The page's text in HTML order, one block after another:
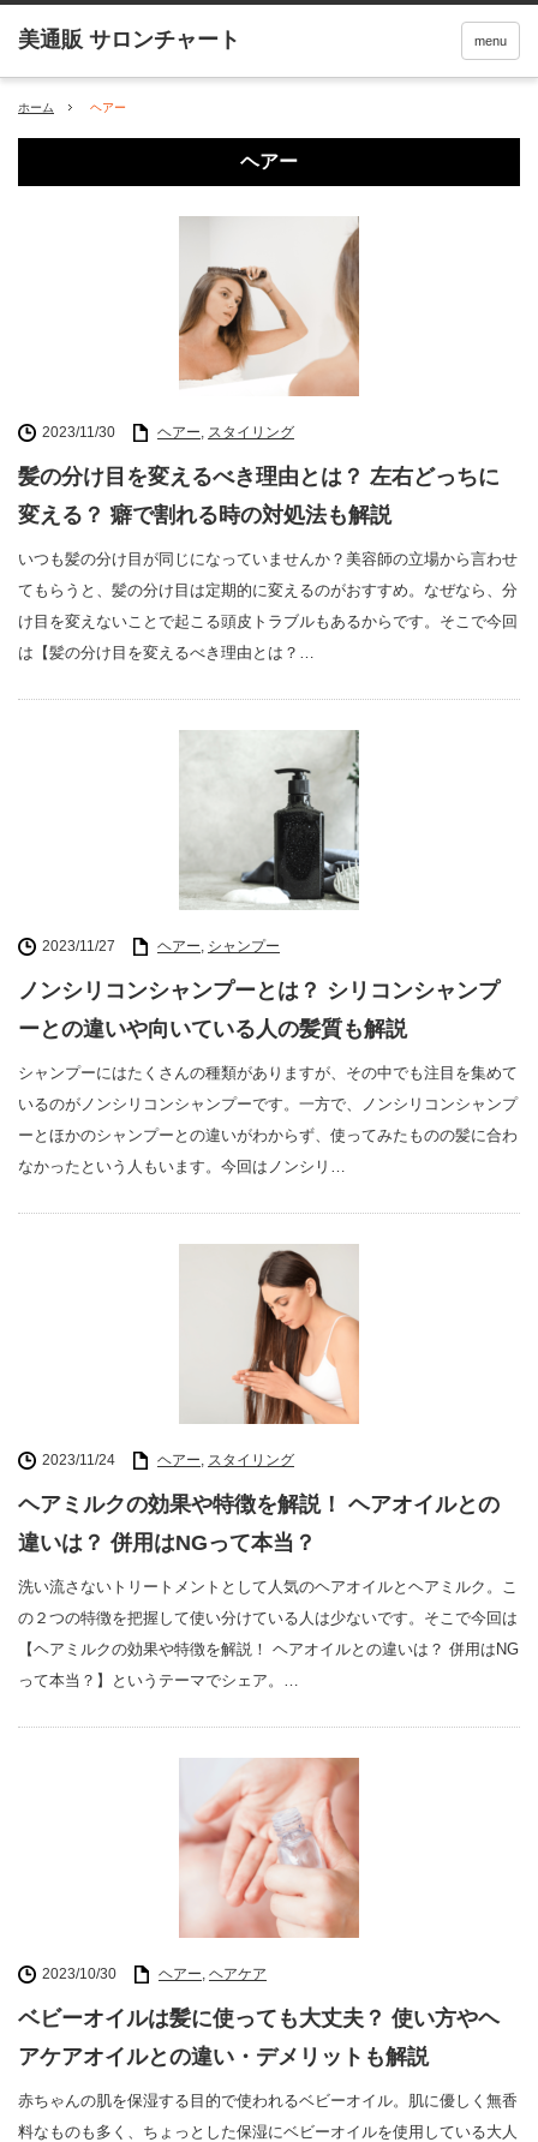
menu
ホーム ヘアー
ヘアー
2023/11/30 ヘアー, スタイリング
髪の分け目を変えるべき理由とは？ 左右どっちに
変える？ 癖で割れる時の対処法も解説
いつも髪の分け目が同じになっていませんか？美容師の立場から言わせ
てもらうと、髪の分け目は定期的に変えるのがおすすめ。なぜなら、分
け目を変えないことで起こる頭皮トラブルもあるからです。そこで今回
は【髪の分け目を変えるべき理由とは？…
2023/11/27 ヘアー, シャンプー
ノンシリコンシャンプーとは？ シリコンシャンプ
ーとの違いや向いている人の髪質も解説
シャンプーにはたくさんの種類がありますが、その中でも注目を集めて
いるのがノンシリコンシャンプーです。一方で、ノンシリコンシャンプ
ーとほかのシャンプーとの違いがわからず、使ってみたものの髪に合わ
なかったという人もいます。今回はノンシリ…
2023/11/24 ヘアー, スタイリング
ヘアミルクの効果や特徴を解説！ ヘアオイルとの
違いは？ 併用はNGって本当？
洗い流さないトリートメントとして人気のヘアオイルとヘアミルク。こ
の２つの特徴を把握して使い分けている人は少ないです。そこで今回は
【ヘアミルクの効果や特徴を解説！ ヘアオイルとの違いは？ 併用はNG
って本当？】というテーマでシェア。…
2023/10/30 ヘアー, ヘアケア
ベビーオイルは髪に使っても大丈夫？ 使い方やヘ
アケアオイルとの違い・デメリットも解説
赤ちゃんの肌を保湿する目的で使われるベビーオイル。肌に優しく無香
料なものも多く、ちょっとした保湿にベビーオイルを使用している大人